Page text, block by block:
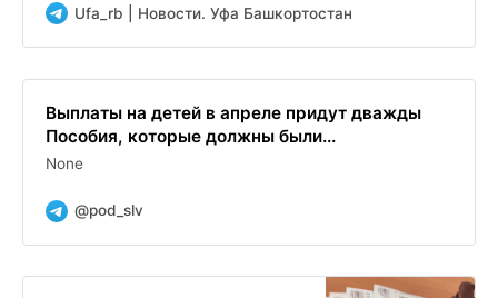
Ufa_rb | Новости. Уфа Башкортостан
Выплаты на детей в апреле придут дважды
Пособия, которые должны были...
None
@pod_slv